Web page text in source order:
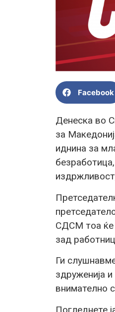
Facebook
Денеска во
за
иднина за
СДСМ тоа ќе
зад
Ги
здруженија
внимателно
Погледнете